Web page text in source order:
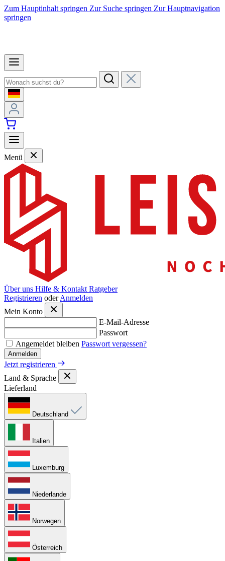
Zum Hauptinhalt springen Zur Suche springen Zur Hauptnavigation
springen
Menü
Über uns Hilfe & Kontakt Ratgeber
Registrieren oder Anmelden
Mein Konto
E-Mail-Adresse
Passwort
Angemeldet bleiben Passwort vergessen?
Anmelden
Jetzt registrieren
Land & Sprache
Lieferland
Deutschland
Italien
Luxemburg
Niederlande
Norwegen
Österreich